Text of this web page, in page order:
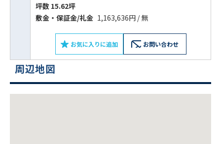
坪数 15.62坪
敷⾦‧保証⾦/礼⾦ 1,163,636円 / 無
お気に入りに追加 お問い合わせ
周辺地図